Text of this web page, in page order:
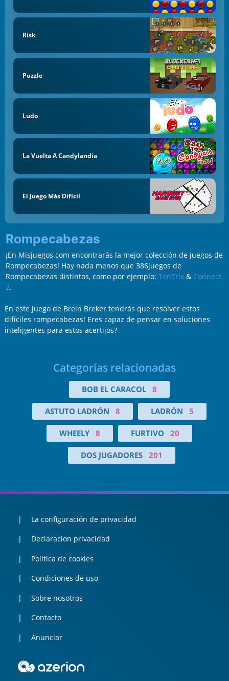
Risk
Puzzle
Ludo
La Vuelta A Candylandia
El Juego Más Difícil
Rompecabezas
¡En Misjuegos.com encontrarás la mejor colección de juegos de
Rompecabezas! Hay nada menos que 386juegos de
Rompecabezas distintos, como por ejemplo: TenTrix& Connect
2.
En este juego de Brein Breker tendrás que resolver estos
difíciles rompecabezas! Eres capaz de pensar en soluciones
inteligentes para estos acertijos?
Categorías relacionadas
BOB EL CARACOL 8
ASTUTO LADRÓN 8 LADRÓN 5
WHEELY 8 FURTIVO 20
DOS JUGADORES 201
La configuración de privacidad
Declaracion privacidad
Politica de cookies
Condiciones de uso
Sobre nosotros
Contacto
Anunciar